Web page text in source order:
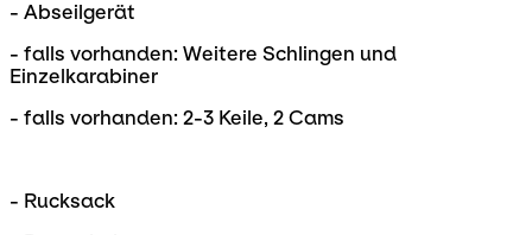
- Abseilgerät
- falls vorhanden: Weitere Schlingen und
Einzelkarabiner
- falls vorhanden: 2-3 Keile, 2 Cams
- Rucksack